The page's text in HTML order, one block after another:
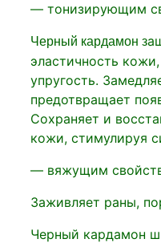
— тонизирующим
Черный кардамон з
эластичность
упругость.
предотвращает
Сохраняет и
кожи, стимулируя
— вяжущим
Заживляет раны,
Черный кардамон